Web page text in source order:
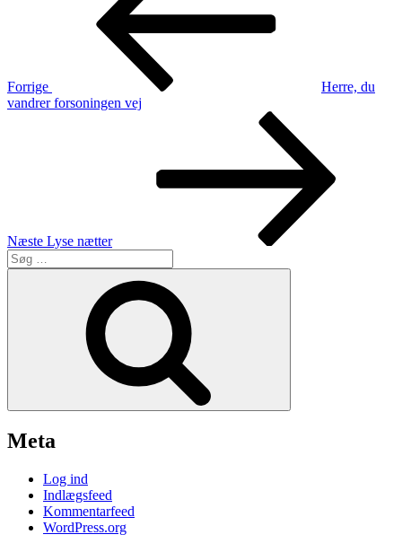
Forrige
Herre, du
vandrer forsoningen vej
Næste Lyse nætter
Søg
efter:
Meta
Log ind
Indlægsfeed
Kommentarfeed
WordPress.org